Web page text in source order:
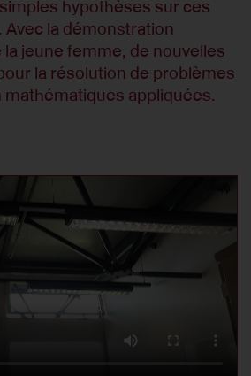
hypothèses sur ces
la démonstration
jeune femme, de nouvelles
la résolution de problèmes
appliquées.